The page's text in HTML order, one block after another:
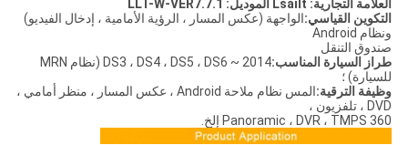
العلامة التجارية: Lsailt الموديل: LLT-W-VER7.7.1
التكوين القياسي:الواجهة (عكس المسار ، الرؤية الأمامية ، إدخال الفيديو)
ونظام Android
صندوق التنقل
طراز السيارة المناسب:
2014 ~ DS3 ، DS4 ، DS5 ، DS6 (نظام MRN
للسيارة) ؛
وظيفة الترقية:
المس نظام ملاحة Android ، عكس المسار ، منظر أمامي ،
DVD ، تلفزيون ،
360 Panoramic ، DVR ، TMPS إلخ.